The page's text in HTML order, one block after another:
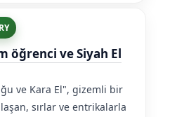
öğrenci ve Siyah El
ve Kara El", gizemli bir
sırlar ve entrikalarla